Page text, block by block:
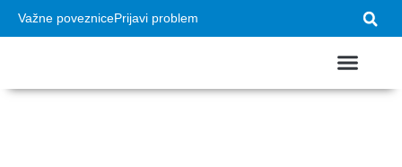
Važne poveznicePrijavi problem